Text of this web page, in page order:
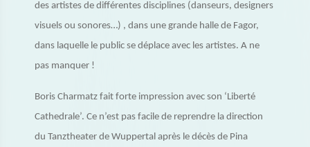
des artistes de différentes disciplines (danseurs, designers
visuels ou sonores…) , dans une grande halle de Fagor,
dans laquelle le public se déplace avec les artistes. A ne
pas manquer !
Boris Charmatz fait forte impression avec son ‘Liberté
Cathedrale’. Ce n’est pas facile de reprendre la direction
du Tanztheater de Wuppertal après le décès de Pina